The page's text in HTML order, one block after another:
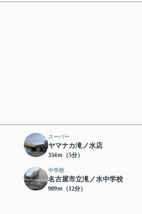
スーパー
ヤマナカ滝ノ水店
334ｍ（5分）
中学校
名古屋市立滝ノ水中学校
909ｍ（12分）